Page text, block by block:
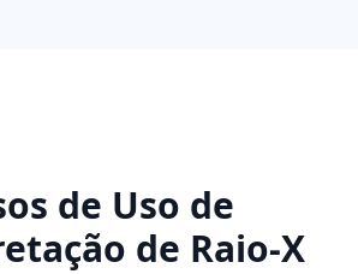
de Uso de
de Raio-X